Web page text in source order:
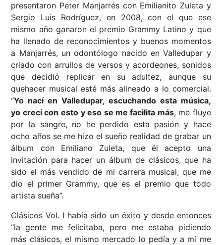
presentaron Peter Manjarrés con Emilianito Zuleta y
Sergio Luis Rodríguez, en 2008, con el que ese
mismo año ganaron el premio Grammy Latino y que
ha llenado de reconocimientos y buenos momentos
a Manjarrés, un odontólogo nacido en Valledupar y
criado con arrullos de versos y acordeones, sonidos
que decidió replicar en su adultez, aunque su
quehacer musical esté más alineado a lo comercial.
“Yo nací en Valledupar, escuchando esta música,
yo crecí con esto y eso se me facilita más, me fluye
por la sangre, no he perdido esta pasión y hace
ocho años se me hizo el sueño realidad de grabar un
álbum con Emiliano Zuleta, que él acepto una
invitación para hacer un álbum de clásicos, que ha
sido el más vendido de mi carrera musical, que me
dio el primer Grammy, que es el premio que todo
artista sueña”.
Clásicos Vol. I había sido un éxito y desde entonces
“la gente me felicitaba, pero me estaba pidiendo
más clásicos, el mismo mercado lo pedía y a mí me